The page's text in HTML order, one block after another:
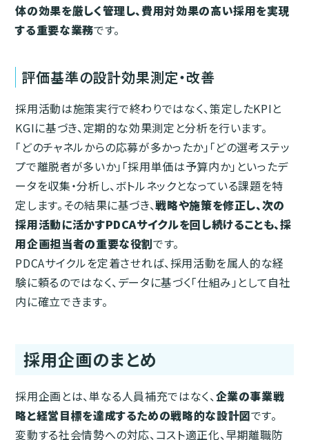
体の効果を厳しく管理し、費用対効果の高い採用を実現
する重要な業務です。
評価基準の設計効果測定・改善
採用活動は施策実行で終わりではなく、策定したKPIと
KGIに基づき、定期的な効果測定と分析を行います。
「どのチャネルからの応募が多かったか」「どの選考ステッ
プで離脱者が多いか」「採用単価は予算内か」といったデ
ータを収集・分析し、ボトルネックとなっている課題を特
定します。その結果に基づき、戦略や施策を修正し、次の
採用活動に活かすPDCAサイクルを回し続けることも、採
用企画担当者の重要な役割です。
PDCAサイクルを定着させれば、採用活動を属人的な経
験に頼るのではなく、データに基づく「仕組み」として自社
内に確立できます。
採用企画のまとめ
採用企画とは、単なる人員補充ではなく、企業の事業戦
略と経営目標を達成するための戦略的な設計図です。
変動する社会情勢への対応、コスト適正化、早期離職防